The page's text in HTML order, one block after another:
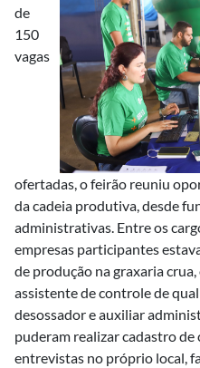
de
150
vagas
ofertadas, o feirão reuniu
da cadeia produtiva, desde
administrativas. Entre os
empresas participantes
de produção na graxaria
assistente de controle de
desossador e auxiliar
puderam realizar cadastro
entrevistas no próprio local,